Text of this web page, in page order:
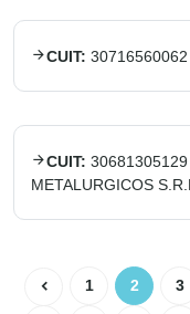
CUIT: 30716560062
CUIT: 30681305129
METALURGICOS
1 2 3